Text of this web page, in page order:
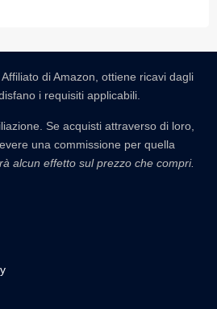
di Amazon, ottiene ricavi dagli
i requisiti applicabili.
Se acquisti attraverso di loro,
una commissione per quella
alcun effetto sul prezzo che compri.